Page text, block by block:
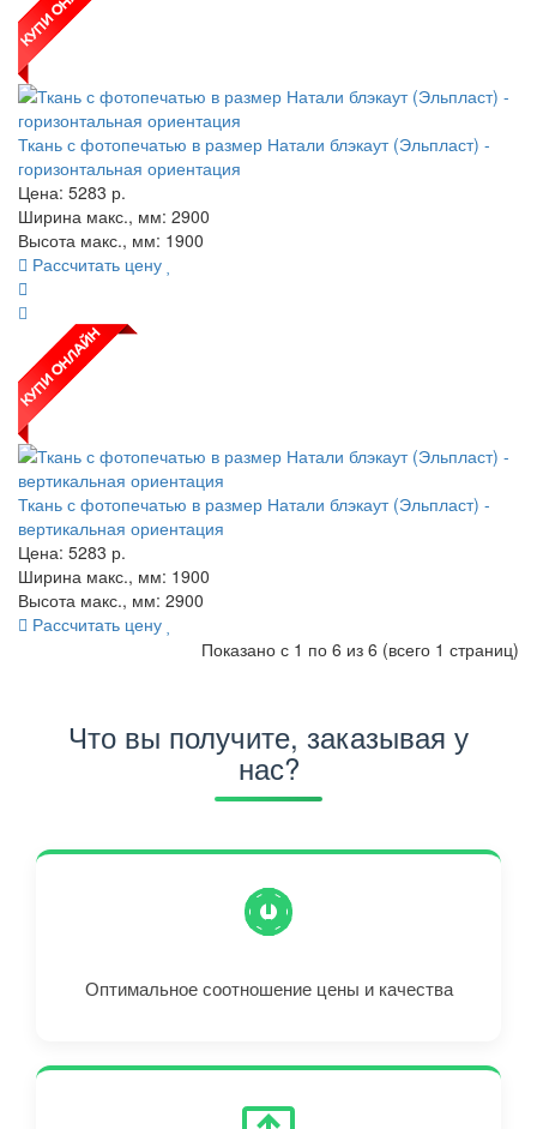
Ткань с фотопечатью в размер Натали блэкаут (Эльпласт) -
горизонтальная ориентация
Цена: 5283 р.
Ширина макс., мм: 2900
Высота макс., мм: 1900
Рассчитать цену
Ткань с фотопечатью в размер Натали блэкаут (Эльпласт) -
вертикальная ориентация
Цена: 5283 р.
Ширина макс., мм: 1900
Высота макс., мм: 2900
Рассчитать цену
Показано с 1 по 6 из 6 (всего 1 страниц)
Что вы получите, заказывая у
нас?
Оптимальное соотношение цены и качества